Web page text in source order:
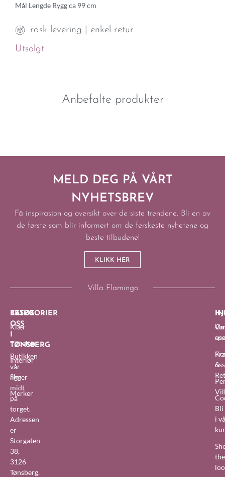
Mål Lengde Rygg ca 99 cm
rask levering | enkel retur
Utsolgt
Anbefalte produkter
MELD DEG PÅ VÅRT
NYHETSBREV
Få inspirasjon og oversikt over de siste trendene. Bli en av
de første som blir informert om de ferskeste nyhetene og
beste tilbudene!
KLIKK HER
Villa Flamingo
BESØK
OSS
TØNSBERG
Butikken
vår
ligger
midt
på
torget.
Adressen
er
Storgaten
38,
3126
Tønsberg.
KATEGORIER
Klær
Tilbehør
Interiør
Sko
Merker
oss
&
Bli
i
the
oss